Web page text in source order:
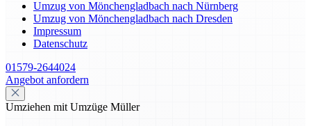
Umzug von Mönchengladbach nach Nürnberg
Umzug von Mönchengladbach nach Dresden
Impressum
Datenschutz
01579-2644024
Angebot anfordern
Umziehen mit Umzüge Müller